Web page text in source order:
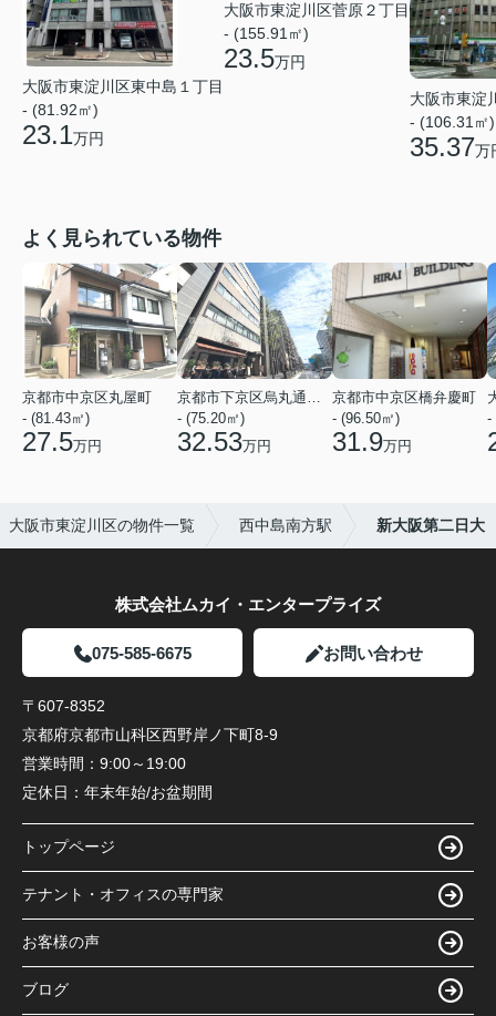
大阪市東淀川区東中島１丁目
- (81.92㎡)
23.1万円
大阪市東淀川区菅原２丁目
- (155.91㎡)
23.5万円
大阪市東淀
- (106.31㎡)
35.37万
よく見られている物件
京都市中京区丸屋町
- (81.43㎡)
27.5万円
- (75.20㎡)
32.53万円
京都市中京区橋弁慶町
- (96.50㎡)
31.9万円
-
大阪市東淀川区の物件一覧 西中島南方駅 新大阪第二日大
株式会社ムカイ・エンタープライズ
075-585-6675 お問い合わせ
〒607-8352
京都府京都市山科区西野岸ノ下町8-9
営業時間： 9:00～19:00
定休日： 年末年始/お盆期間
トップページ
テナント・オフィスの専門家
お客様の声
ブログ